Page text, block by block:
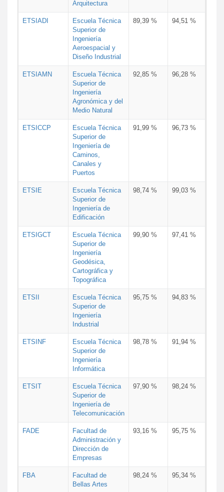
Arquitectura
ETSIADI
Escuela Técnica
Superior de
Ingeniería
Aeroespacial y
Diseño Industrial
89,39 % 94,51 %
ETSIAMN
Escuela Técnica
Superior de
Ingeniería
Agronómica y del
Medio Natural
92,85 % 96,28 %
ETSICCP
Escuela Técnica
Superior de
Ingeniería de
Caminos,
Canales y
Puertos
91,99 % 96,73 %
ETSIE
Escuela Técnica
Superior de
Ingeniería de
Edificación
98,74 % 99,03 %
ETSIGCT
Escuela Técnica
Superior de
Ingeniería
Geodésica,
Cartográfica y
Topográfica
99,90 % 97,41 %
ETSII
Escuela Técnica
Superior de
Ingeniería
Industrial
95,75 % 94,83 %
ETSINF
Escuela Técnica
Superior de
Ingeniería
Informática
98,78 % 91,94 %
ETSIT
Escuela Técnica
Superior de
Ingeniería de
Telecomunicación
97,90 % 98,24 %
FADE
Facultad de
Administración y
Dirección de
Empresas
93,16 % 95,75 %
FBA
Facultad de
Bellas Artes
98,24 % 95,34 %